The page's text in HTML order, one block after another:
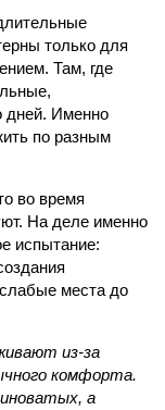
только для
Там, где
дней. Именно
по разным
во время
На деле именно
испытание:
места до
из-за
комфорта.
а